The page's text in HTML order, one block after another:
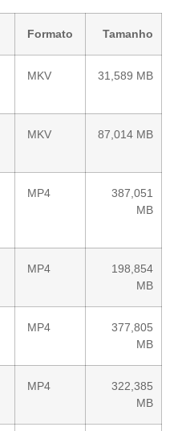
Formato Tamanho
MKV 31,589 MB
MKV 87,014 MB
MP4
387,051
MB
MP4
198,854
MB
MP4
377,805
MB
MP4
322,385
MB